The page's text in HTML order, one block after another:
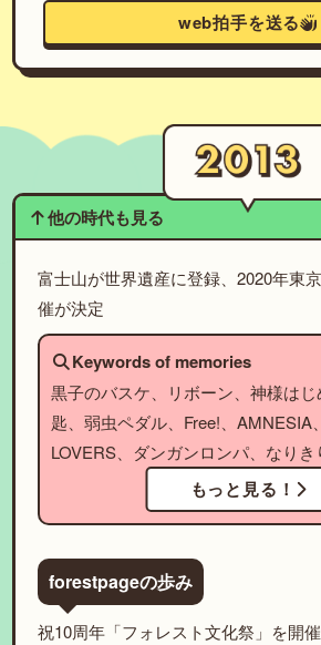
web拍手を送る
他の時代も見る
富士山が世界遺産に登録、2020年東
催が決定
Keywords of memories
黒子のバスケ、リボーン、神様は
匙、弱虫ペダル、Free!、AMNESIA
LOVERS、ダンガンロンパ、なり
もっと見る！
forestpageの歩み
祝10周年「フォレスト文化祭」を開